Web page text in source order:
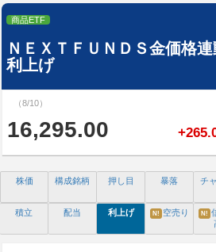
商品ETF
ＮＥＸＴＦＵＮＤＳ金価格
利上げ
（8/10）
16,295.00
株価 構成銘柄 押し目 暴落 チ
積立 配当 利上げ N! 空売り N!